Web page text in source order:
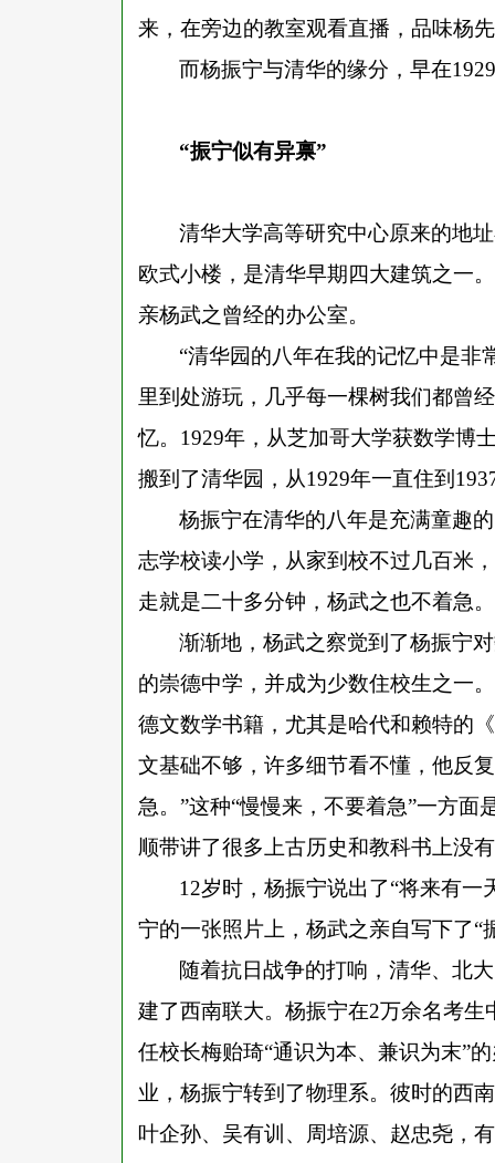
来，在旁边的教室观看直播，品味杨
而杨振宁与清华的缘分，早在
“振宁似有异禀”
清华大学高等研究中心原来的地
欧式小楼，是清华早期四大建筑之一
亲杨武之曾经的办公室。
“清华园的八年在我的记忆中是
里到处游玩，几乎每一棵树我们都曾
忆。1929年，从芝加哥大学获数学博
搬到了清华园，从1929年一直住到
杨振宁在清华的八年是充满童趣
志学校读小学，从家到校不过几百米
走就是二十多分钟，杨武之也不着急。
渐渐地，杨武之察觉到了杨振宁
的崇德中学，并成为少数住校生之一
德文数学书籍，尤其是哈代和赖特的
文基础不够，许多细节看不懂，他反
急。”这种“慢慢来，不要着急”一方
顺带讲了很多上古历史和教科书上没
12岁时，杨振宁说出了“将来有一
宁的一张照片上，杨武之亲自写下了“
随着抗日战争的打响，清华、北
建了西南联大。杨振宁在2万余名考
任校长梅贻琦“通识为本、兼识为末”
业，杨振宁转到了物理系。彼时的西
叶企孙、吴有训、周培源、赵忠尧，